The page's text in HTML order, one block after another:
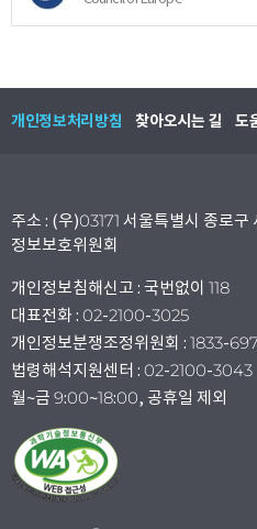
개인정보처리방침 찾아오시는 길 도
주소 : (우)03171 서울특별시 종로
정보보호위원회
개인정보침해신고 : 국번없이 118
대표전화 : 02-2100-3025
개인정보분쟁조정위원회 : 1833-
법령해석지원센터 : 02-2100-3043
월~금 9:00~18:00, 공휴일 제외